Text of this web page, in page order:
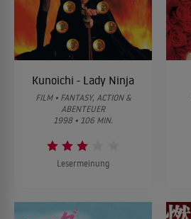
Kunoichi - Lady Ninja
FILM • FANTASY, ACTION &
ABENTEUER
1998 • 106 MIN.
Lesermeinung